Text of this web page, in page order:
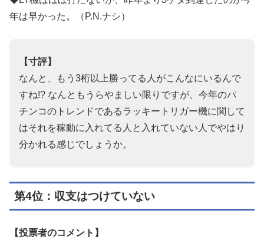
年は早かった。（P.N.ナシ）
【寸評】
なんと、もう3桁以上勝ってる人がこんなにいるんで
すね!? なんともうらやましい限りですが、今年のパ
チンコのトレンドであるラッキートリガー機に関して
はそれを稼動に入れてる人と入れていない人でやはり
分かれる感じでしょうか。
第4位：収支はつけていない
【投票者のコメント】